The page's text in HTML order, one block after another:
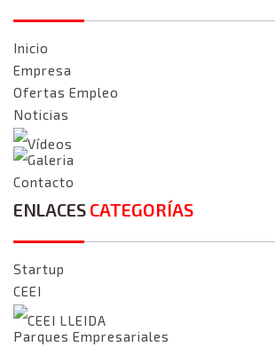
Inicio
Empresa
Ofertas Empleo
Noticias
Vídeos
Galeria
Contacto
ENLACES CATEGORÍAS
Startup
CEEI
CEEI LLEIDA
Parques Empresariales